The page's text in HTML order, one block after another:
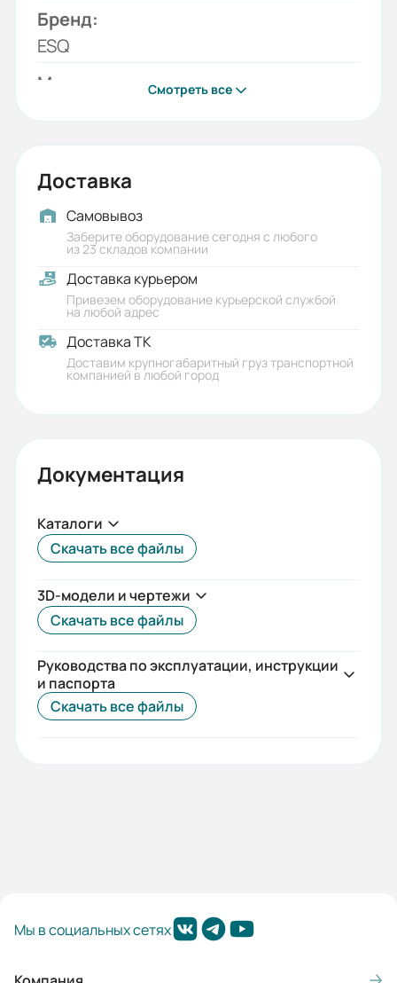
Бренд:
ESQ
Монтажное положение:
отношения:
15
Типоразмер:
Присоединительный размер к
электродвигателю (РАМ):
63B5
5
Вес (кг):
1.2
0.063x0.08x0.097
Смотреть все
Доставка
Самовывоз
Заберите оборудование сегодня с любого
из 23 складов компании
Доставка курьером
Привезем оборудование курьерской службой
на любой адрес
Доставка ТК
Доставим крупногабаритный груз транспортной
компанией в любой город
Документация
Каталоги
Скачать все файлы
3D-модели и чертежи
Скачать все файлы
Руководства по эксплуатации, инструкции
и паспорта
Скачать все файлы
Мы в социальных сетях